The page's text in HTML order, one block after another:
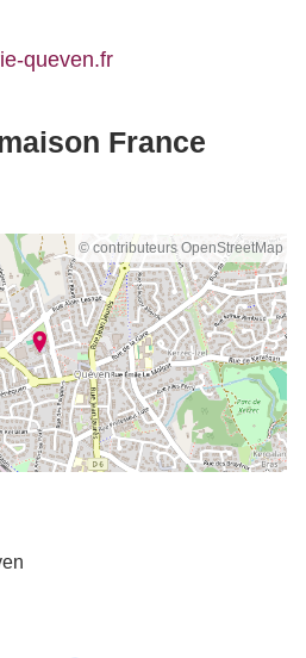
queven.fr
France
© contributeurs OpenStreetMap